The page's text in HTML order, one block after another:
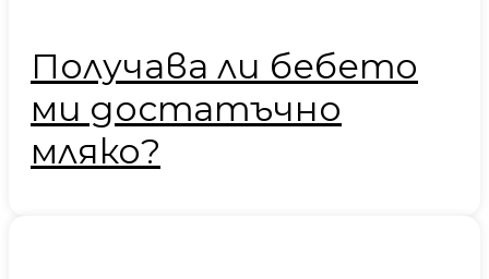
Получава ли бебето
ми достатъчно
мляко?